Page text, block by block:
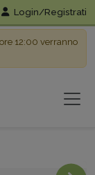
Login/Registrati
12:00 verranno